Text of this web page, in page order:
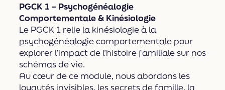
PGCK 1 – Psychogénéalogie
Comportementale & Kinésiologie
Le PGCK 1 relie la kinésiologie à la
psychogénéalogie comportementale pour
explorer l’impact de l’histoire familiale sur nos
schémas de vie.
Au cœur de ce module, nous abordons les
loyautés invisibles, les secrets de famille, la